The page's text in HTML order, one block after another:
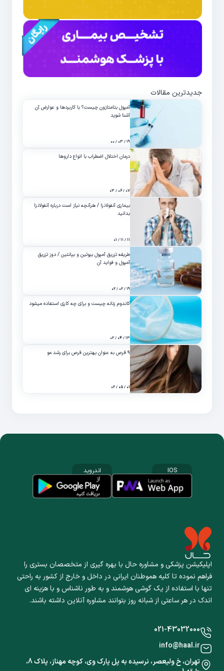
جدیدترین مقالات
آمپول بتامتازون چیست؟ با کاربردها و عوارض آن
آشنا شوید
۱۹ / ۰۳ / ۰۰
درمان اختلال اضطراب با انواع داروها
۰۷ / ۰۶ / ۰۳
بیماری آنفولانزا / هرآنچه نیاز است درباره آنفولانزا
بدانید
۱۱ / ۱۱ / ۰۱
طریقه تزریق آمپول بیوتین و بپانتین / دوز تزریق
آمپول و فواید آن
۱۹ / ۰۲ / ۰۲
کاندوم زنانه چیست و برای چه کاری استفاده میشود
۱۳ / ۰۴ / ۰۲
۹ قرص به عنوان بهترین قرص برای رشد مو
۰۱ / ۰۵ / ۰۲
اپلیکیشن پزشکی و مشاوره حال با بهره گیری از متخصصان بستری را
فراهم نموده تا کلیه هموطنان ایرانی در داخل و خارج از کشور به راحتی
تنها با استفاده از یک گوشی هوشمند و به طور ناشناس و با هزینه ای
اندک در هر ساعتی از شبانه روز بتوانند مشاوره آنلاین داشته باشند.
IOS اندروید
021-43032000
info@haal.ir
تهران، خ ولیعصر، نرسیده به پل پارک وی، کوچه مهناز، پلاک 8،